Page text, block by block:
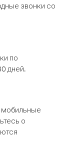
звонки со
по
дней.
мобильные
о